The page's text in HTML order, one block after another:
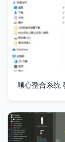
顺心整合系统